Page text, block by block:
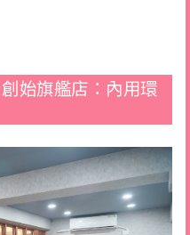
始旗艦店：內用環